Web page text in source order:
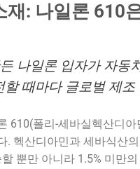
재: 나일론 610
나일론 입자가 자
할 때마다 글로벌 제
610(폴리-세바실헥산디
. 헥산디아민과 세바식산
뿐만 아니라 1.5% 미만